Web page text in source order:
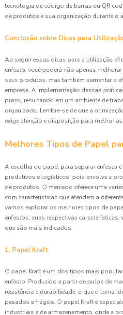
tecnologia de código de barras ou QR
de produtos e sua organização durante o
Conclusão sobre Dicas para
Ao seguir essas dicas para a utilização
enfesto, você poderá não apenas
seus produtos, mas também aumentar a
empresa. A implementação dessas
prazo, resultando em um ambiente de
organizado. Lembre-se de que a
exige atenção e disposição para
Melhores Tipos de Papel
A escolha do papel para separar enfesto
produtivos e logísticos, pois envolve a
de produtos. O mercado oferece uma
com características que atendem a
vamos explorar os melhores tipos de
enfestos, suas respectivas características,
que são mais indicados.
1. Papel Kraft
O papel Kraft é um dos tipos mais
enfesto. Produzido a partir de pulpa de
resistência e durabilidade, o que o torna
pesados e frágeis. O papel Kraft é
industriais e de armazenamento, onde a